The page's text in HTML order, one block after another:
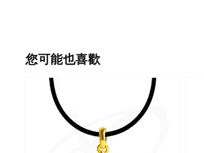
您可能也喜歡